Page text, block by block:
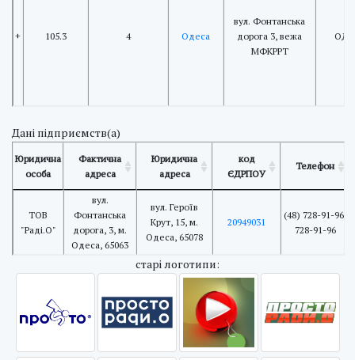
+ 105.3 4 Одеса
вул. Фонтанська
дорога 3, вежа
МФКРРТ
ОДС
Дані підприємств(а)
Юридична
особа
Фактична
адреса
Юридична
адреса
код
ЄДРПОУ
Телефон
ТОВ
"Раді.О"
вул.
Фонтанська
дорога, 3, м.
Одеса, 65063
вул. Героїв
Крут, 15, м.
Одеса, 65078
20949031
(48) 728-91-96,
728-91-96
cтарі логотипи: